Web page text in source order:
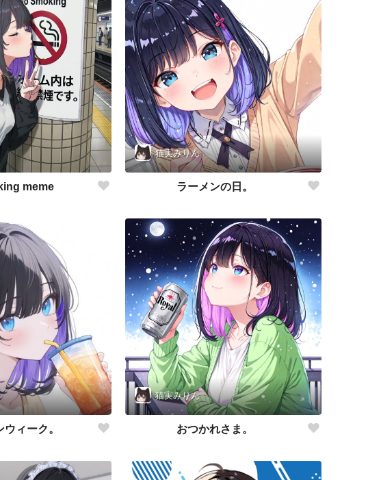
meme
猫実みりん
ラーメンの日。
ィーク。
猫実みりん
おつかれさま。